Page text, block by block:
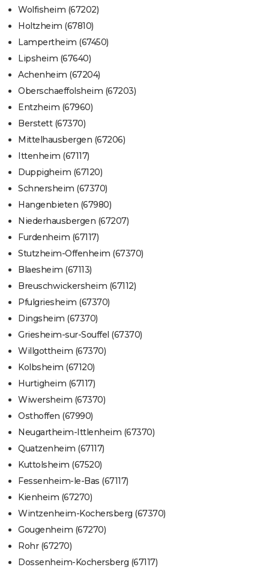
Wolfisheim (67202)
Holtzheim (67810)
Lampertheim (67450)
Lipsheim (67640)
Achenheim (67204)
Oberschaeffolsheim (67203)
Entzheim (67960)
Berstett (67370)
Mittelhausbergen (67206)
Ittenheim (67117)
Duppigheim (67120)
Schnersheim (67370)
Hangenbieten (67980)
Niederhausbergen (67207)
Furdenheim (67117)
Stutzheim-Offenheim (67370)
Blaesheim (67113)
Breuschwickersheim (67112)
Pfulgriesheim (67370)
Dingsheim (67370)
Griesheim-sur-Souffel (67370)
Willgottheim (67370)
Kolbsheim (67120)
Hurtigheim (67117)
Wiwersheim (67370)
Osthoffen (67990)
Neugartheim-Ittlenheim (67370)
Quatzenheim (67117)
Kuttolsheim (67520)
Fessenheim-le-Bas (67117)
Kienheim (67270)
Wintzenheim-Kochersberg (67370)
Gougenheim (67270)
Rohr (67270)
Dossenheim-Kochersberg (67117)